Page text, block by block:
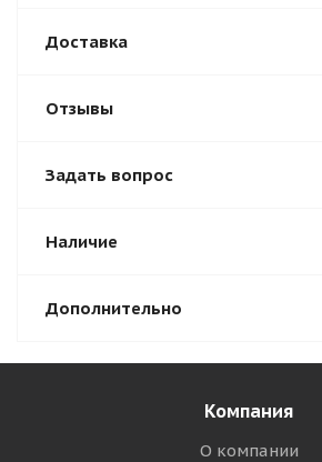
Доставка
Отзывы
Задать вопрос
Наличие
Дополнительно
Компания
О компании